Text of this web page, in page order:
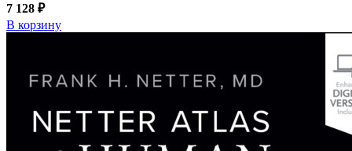
7 128 ₽
В корзину